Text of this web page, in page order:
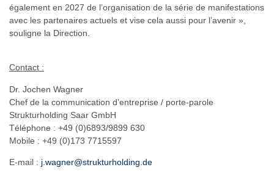
également en 2027 de l’organisation de la série de manifestations
avec les partenaires actuels et vise cela aussi pour l’avenir »,
souligne la Direction.
Contact :
Dr. Jochen Wagner
Chef de la communication d’entreprise / porte-parole
Strukturholding Saar GmbH
Téléphone : +49 (0)6893/9899 630
Mobile : +49 (0)173 7715597
E-mail : j.wagner@strukturholding.de